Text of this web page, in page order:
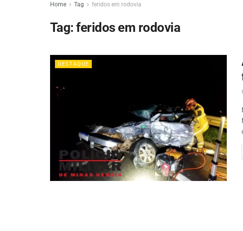
Home Tag feridos em rodovia
Tag:feridos em rodovia
DESTAQUE